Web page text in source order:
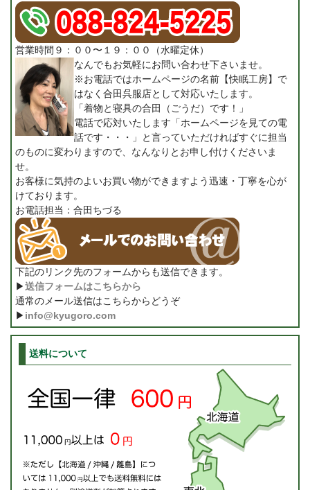
営業時間９：００〜１９：００（水曜定休）
なんでもお気軽にお問い合わせ下さいませ。
※お電話ではホームページの名前【快眠工房】で
はなく合田呉服店として対応いたします。
「着物と寝具の合田（ごうだ）です！」
電話で応対いたします「ホームページを見ての電
話です・・・」と言っていただければすぐに担当
のものに変わりますので、なんなりとお申し付けくださいま
せ。
お客様に気持のよいお買い物ができますよう迅速・丁寧を心が
けております。
お電話担当：合田ちづる
下記のリンク先のフォームからも送信できます。
▶送信フォームはこちらから
通常のメール送信はこちらからどうぞ
▶ info@kyugoro.com
送料について